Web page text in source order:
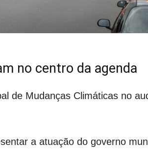
no centro da agenda
de Mudanças Climáticas no
a atuação do governo